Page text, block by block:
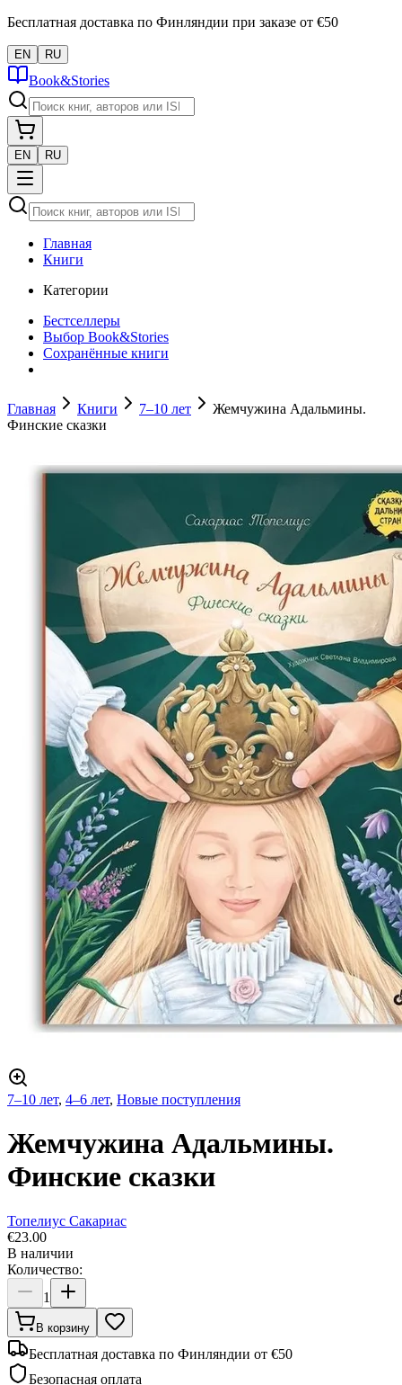
Бесплатная доставка по Финляндии при заказе от €50
EN RU
Book&Stories
EN RU
Главная
Книги
Категории
Бестселлеры
Выбор Book&Stories
Сохранённые книги
Главная Книги 7–10 лет
Жемчужина Адальмины.
Финские сказки
7–10 лет, 4–6 лет, Новые поступления
Жемчужина Адальмины.
Финские сказки
Топелиус Сакариас
€23.00
В наличии
Количество:
1
В корзину
Бесплатная доставка по Финляндии от €50
Безопасная оплата